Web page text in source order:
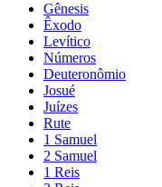
Gênesis
Êxodo
Levítico
Números
Deuteronômio
Josué
Juízes
Rute
1 Samuel
2 Samuel
1 Reis